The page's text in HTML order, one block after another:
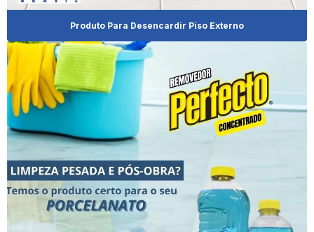
Distribuidor De Produto Limpa Alumínio
Distribuidor De Produtos De Limpeza Para Revenda
Distribuidor De Shampoo Para Pet
Distribuidora De Produtos De Limpeza
Distribuidora De Produtos De Limpeza No Paraná
Distribuidora De Produtos De Limpeza Para Revenda
Eliminador De Odores Cachorro
Produto Para Desencardir Piso Externo